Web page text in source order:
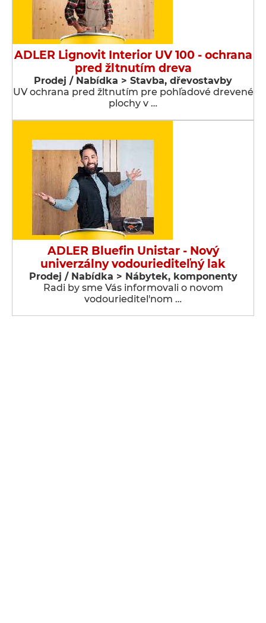
ADLER Lignovit Interior UV 100 - ochrana
pred žltnutím dreva
Prodej / Nabídka > Stavba, dřevostavby
UV ochrana pred žltnutím pre pohľadové drevené
plochy v …
ADLER Bluefin Unistar - Nový
univerzálny vodouriediteľný lak
Prodej / Nabídka > Nábytek, komponenty
Radi by sme Vás informovali o novom
vodourieditel'nom …